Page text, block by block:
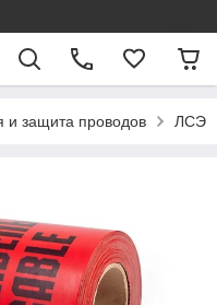
и защита проводов ЛСЭ